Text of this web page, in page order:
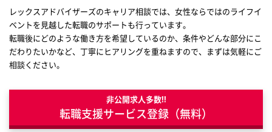
レックスアドバイザーズのキャリア相談では、女性ならではのライフイ
ベントを見越した転職のサポートも行っています。
転職後にどのような働き方を希望しているのか、条件やどんな部分にこ
だわりたいかなど、丁寧にヒアリングを重ねますので、まずは気軽にご
相談ください。
非公開求人多数!!
転職支援サービス登録（無料）